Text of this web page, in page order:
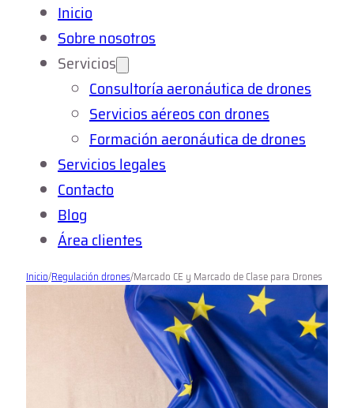
Inicio
Sobre nosotros
Servicios
Consultoría aeronáutica de drones
Servicios aéreos con drones
Formación aeronáutica de drones
Servicios legales
Contacto
Blog
Área clientes
Inicio/Regulación drones/Marcado CE y Marcado de Clase para Drones